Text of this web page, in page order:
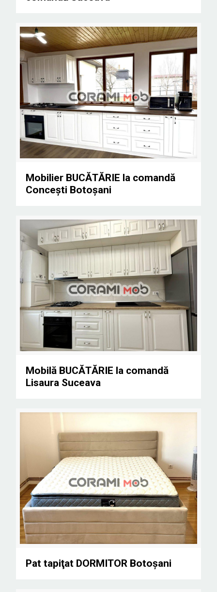
Mobilier BUCĂTĂRIE la comandă Concești Botoșani
Mobilier BUCĂTĂRIE la comandă
Concești Botoșani
Mobilă BUCĂTĂRIE la comandă Lisaura Suceava
Mobilă BUCĂTĂRIE la comandă
Lisaura Suceava
Pat tapiţat DORMITOR Botoșani
Pat tapiţat DORMITOR Botoșani